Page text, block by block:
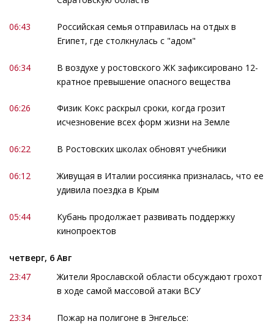
06:43
Российская семья отправилась на отдых в
Египет, где столкнулась с "адом"
06:34
В воздухе у ростовского ЖК зафиксировано 12-
кратное превышение опасного вещества
06:26
Физик Кокс раскрыл сроки, когда грозит
исчезновение всех форм жизни на Земле
06:22 В Ростовских школах обновят учебники
06:12
Живущая в Италии россиянка призналась, что ее
удивила поездка в Крым
05:44
Кубань продолжает развивать поддержку
кинопроектов
четверг, 6 Авг
23:47
Жители Ярославской области обсуждают грохот
в ходе самой массовой атаки ВСУ
23:34
Пожар на полигоне в Энгельсе: